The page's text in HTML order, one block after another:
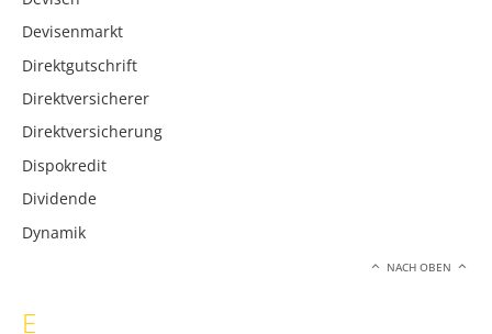
Devisenmarkt
Direktgutschrift
Direktversicherer
Direktversicherung
Dispokredit
Dividende
Dynamik
NACH OBEN
E